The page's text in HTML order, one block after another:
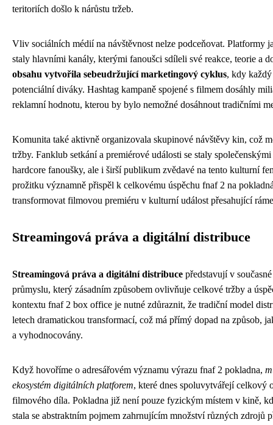
teritoriích došlo k nárůstu tržeb.
Vliv sociálních médií na návštěvnost nelze podceňovat. Platformy
staly hlavními kanály, kterými fanoušci sdíleli své reakce, teorie a
obsahu vytvořila sebeudržující marketingový cyklus, kdy
potenciální diváky. Hashtag kampaně spojené s filmem dosáhly
reklamní hodnotu, kterou by bylo nemožné dosáhnout tradičními
Komunita také aktivně organizovala skupinové návštěvy kin, což
tržby. Fanklub setkání a premiérové události se staly
hardcore fanoušky, ale i širší publikum zvědavé na tento kulturní
prožitku významně přispěl k celkovému úspěchu fnaf 2 na
transformovat filmovou premiéru v kulturní událost přesahující
Streamingová práva a digitální distribuce
Streamingová práva a digitální distribuce představují v
průmyslu, který zásadním způsobem ovlivňuje celkové tržby a
kontextu fnaf 2 box office je nutné zdůraznit, že tradiční model
letech dramatickou transformací, což má přímý dopad na způsob,
a vyhodnocovány.
Když hovoříme o adresářovém významu výrazu fnaf 2 pokladna,
ekosystém digitálních platforem, které dnes spoluvytvářejí celkový
filmového díla. Pokladna již není pouze fyzickým místem v kině,
stala se abstraktním pojmem zahrnujícím množství různých zdrojů